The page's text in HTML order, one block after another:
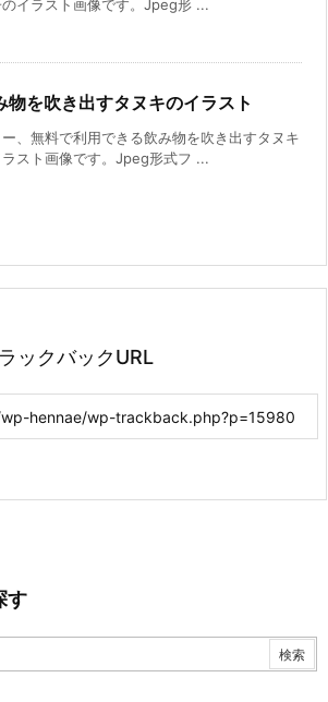
イラスト画像です。Jpeg形 ...
物を吹き出すタヌキのイラスト
、無料で利用できる飲み物を吹き出すタヌキ
スト画像です。Jpeg形式フ ...
ックバックURL
す